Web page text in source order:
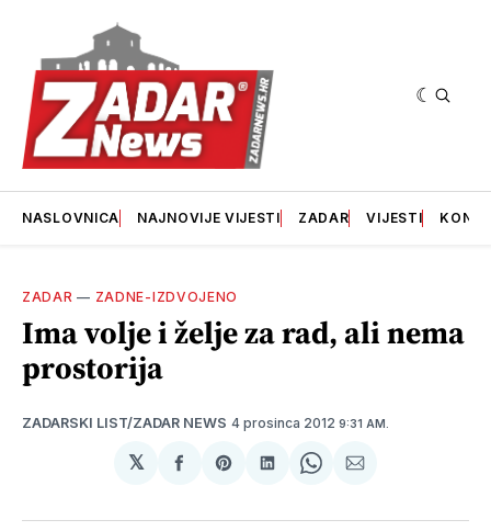
NASLOVNICA NAJNOVIJE VIJESTI ZADAR VIJESTI
ZADAR — ZADNE-IZDVOJENO
Ima volje i želje za rad, ali nema
prostorija
ZADARSKI LIST/ZADAR NEWS 4 prosinca 2012 9:31 AM.
𝕏
podijeliSharepodijeliSharepodijeli